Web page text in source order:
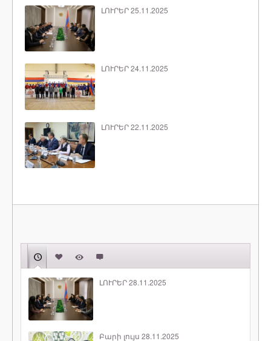
ԼՈՒՐԵՐ 25.11.2025
ԼՈՒՐԵՐ 24.11.2025
ԼՈՒՐԵՐ 22.11.2025
ԼՈՒՐԵՐ 28.11.2025
Բարի լույս 28.11.2025